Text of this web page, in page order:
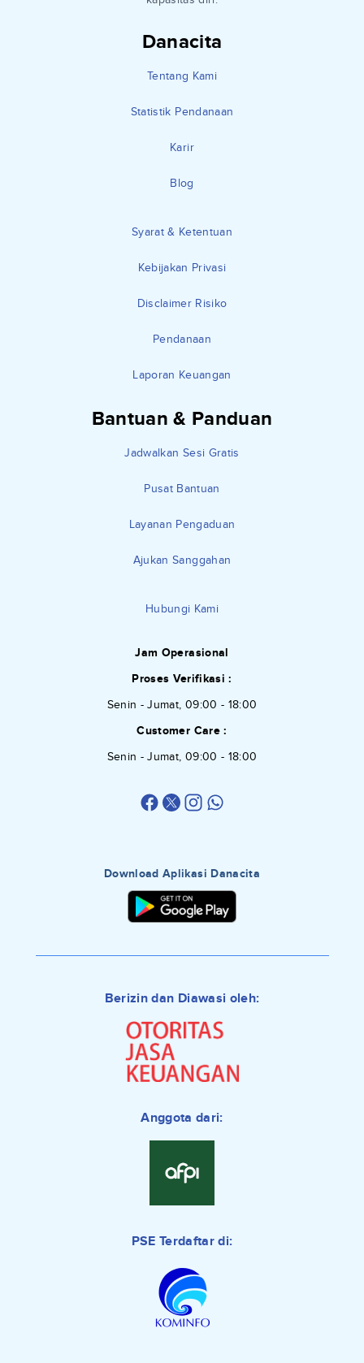
Danacita
Tentang Kami
Statistik Pendanaan
Karir
Blog
Syarat & Ketentuan
Kebijakan Privasi
Disclaimer Risiko
Pendanaan
Laporan Keuangan
Bantuan & Panduan
Jadwalkan Sesi Gratis
Pusat Bantuan
Layanan Pengaduan
Ajukan Sanggahan
Hubungi Kami
Jam Operasional
Proses Verifikasi :
Senin - Jumat, 09:00 - 18:00
Customer Care :
Senin - Jumat, 09:00 - 18:00
Download Aplikasi Danacita
Berizin dan Diawasi oleh:
Anggota dari:
PSE Terdaftar di: